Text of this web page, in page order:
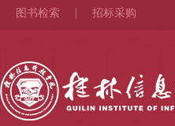
图书检索 招标采购